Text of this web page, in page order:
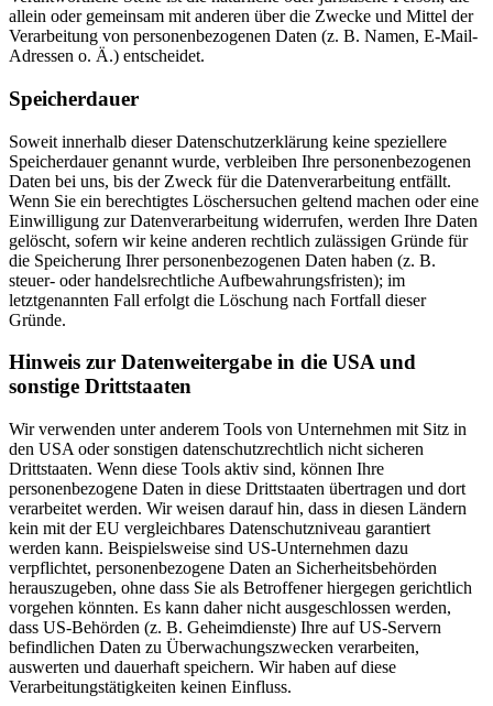
allein oder gemeinsam mit anderen über die Zwecke und Mittel der
Verarbeitung von personenbezogenen Daten (z. B. Namen, E-Mail-
Adressen o. Ä.) entscheidet.
Speicherdauer
Soweit innerhalb dieser Datenschutzerklärung keine speziellere
Speicherdauer genannt wurde, verbleiben Ihre personenbezogenen
Daten bei uns, bis der Zweck für die Datenverarbeitung entfällt.
Wenn Sie ein berechtigtes Löschersuchen geltend machen oder eine
Einwilligung zur Datenverarbeitung widerrufen, werden Ihre Daten
gelöscht, sofern wir keine anderen rechtlich zulässigen Gründe für
die Speicherung Ihrer personenbezogenen Daten haben (z. B.
steuer- oder handelsrechtliche Aufbewahrungsfristen); im
letztgenannten Fall erfolgt die Löschung nach Fortfall dieser
Gründe.
Hinweis zur Datenweitergabe in die USA und
sonstige Drittstaaten
Wir verwenden unter anderem Tools von Unternehmen mit Sitz in
den USA oder sonstigen datenschutzrechtlich nicht sicheren
Drittstaaten. Wenn diese Tools aktiv sind, können Ihre
personenbezogene Daten in diese Drittstaaten übertragen und dort
verarbeitet werden. Wir weisen darauf hin, dass in diesen Ländern
kein mit der EU vergleichbares Datenschutzniveau garantiert
werden kann. Beispielsweise sind US-Unternehmen dazu
verpflichtet, personenbezogene Daten an Sicherheitsbehörden
herauszugeben, ohne dass Sie als Betroffener hiergegen gerichtlich
vorgehen könnten. Es kann daher nicht ausgeschlossen werden,
dass US-Behörden (z. B. Geheimdienste) Ihre auf US-Servern
befindlichen Daten zu Überwachungszwecken verarbeiten,
auswerten und dauerhaft speichern. Wir haben auf diese
Verarbeitungstätigkeiten keinen Einfluss.